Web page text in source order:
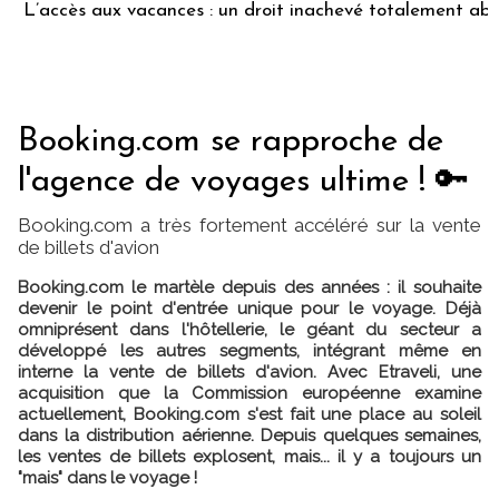
aux vacances : un droit inachevé totalement abandonné
Booking.com se rapproche de
l'agence de voyages ultime ! 🔑
Booking.com a très fortement accéléré sur la vente
de billets d'avion
Booking.com le martèle depuis des années : il souhaite
devenir le point d'entrée unique pour le voyage. Déjà
omniprésent dans l'hôtellerie, le géant du secteur a
développé les autres segments, intégrant même en
interne la vente de billets d'avion. Avec Etraveli, une
acquisition que la Commission européenne examine
actuellement, Booking.com s'est fait une place au soleil
dans la distribution aérienne. Depuis quelques semaines,
les ventes de billets explosent, mais... il y a toujours un
"mais" dans le voyage !